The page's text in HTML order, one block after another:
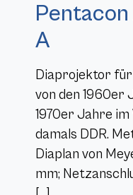
A
Diaprojektor
von den 1960er
1970er Jahre im
damals DDR.
Diaplan von
mm;